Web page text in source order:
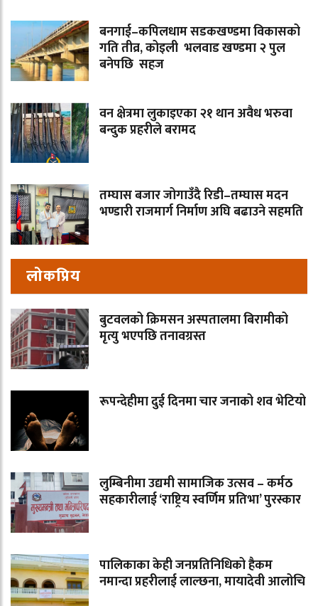
बनगाई–कपिलधाम सडकखण्डमा विकासको
गति तीव्र, कोइली भलवाड खण्डमा २ पुल
बनेपछि सहज
वन क्षेत्रमा लुकाइएका २१ थान अवैध भरुवा
बन्दुक प्रहरीले बरामद
तम्घास बजार जोगाउँदै रिडी–तम्घास मदन
भण्डारी राजमार्ग निर्माण अघि बढाउने सहमति
लोकप्रिय
बुटवलको क्रिमसन अस्पतालमा बिरामीको
मृत्यु भएपछि तनावग्रस्त
रूपन्देहीमा दुई दिनमा चार जनाको शव भेटियो
लुम्बिनीमा उद्यमी सामाजिक उत्सव – कर्मठ
सहकारीलाई ‘राष्ट्रिय स्वर्णिम प्रतिभा’ पुरस्कार
पालिकाका केही जनप्रतिनिधिको हैकम
नमान्दा प्रहरीलाई लाल्छना, मायादेवी आलोचि